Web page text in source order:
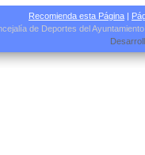
Recomienda esta Página |
de Deportes del